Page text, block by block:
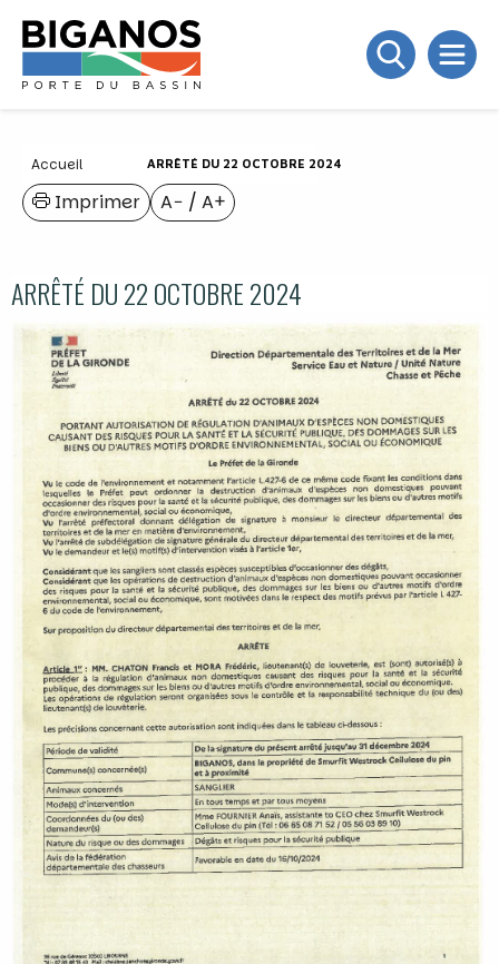
Accueil ARRÊTÉ DU 22 OCTOBRE 2024
A− / A+
Imprimer
ARRÊTÉ DU 22 OCTOBRE 2024